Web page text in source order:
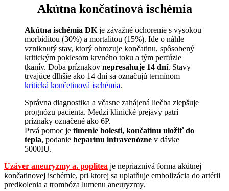
Akútna končatinová ischémia
Akútna ischémia DKje závažné ochorenie s vysokou
morbiditou (30%) a mortalitou (15%). Ide o náhle
vzniknutý stav, ktorý ohrozuje končatinu, spôsobený
kritickým poklesom krvného toku a tým perfúzie
tkanív. Doba príznakov nepresahuje 14 dní. Stavy
trvajúce dlhšie ako 14 dní sa označujú termínom
kritická končetinová ischémia.
Správna diagnostika a včasne zahájená liečba zlepšuje
prognózu pacienta. Medzi klinické prejavy patrí
príznaky označené ako 6P.
Prvá pomoc je tlmenie bolesti, končatinu uložiť do
tepla, podanie heparínu intravenózne v dávke
5000IU.
Uzáver aneuryzmy a. poplitea je nepriaznivá forma akútnej
končatinovej ischémie, pri ktorej sa uplatňuje embolizácia do artérii
predkolenia a trombóza lumenu aneuryzmy.